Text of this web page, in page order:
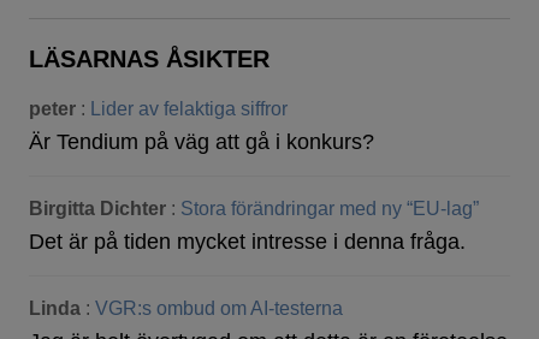
LÄSARNAS ÅSIKTER
peter : Lider av felaktiga siffror
Är Tendium på väg att gå i konkurs?
Birgitta Dichter : Stora förändringar med ny “EU-lag”
Det är på tiden mycket intresse i denna fråga.
Linda : VGR:s ombud om AI-testerna